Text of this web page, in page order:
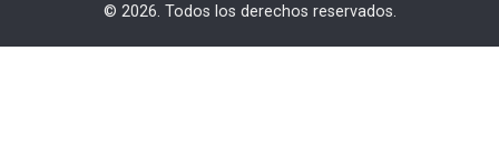
© 2026. Todos los derechos reservados.